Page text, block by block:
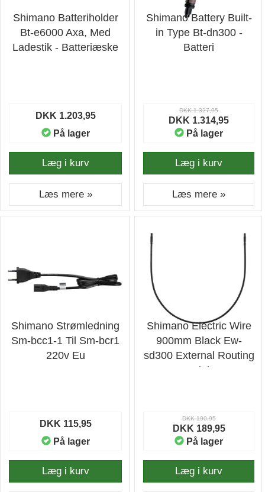
Shimano Batteriholder
Bt-e6000 Axa, Med
Ladestik - Batteriæske
DKK 1.203,95
På lager
Læg i kurv
Læs mere »
Shimano Battery Built-
in Type Bt-dn300 -
Batteri
DKK 1.327,95
DKK 1.314,95
På lager
Læg i kurv
Læs mere »
Shimano Strømledning
Sm-bcc1-1 Til Sm-bcr1
220v Eu
DKK 115,95
På lager
Læg i kurv
Shimano Electric Wire
900mm Black Ew-
sd300 External Routing
- Ledning
DKK 190,95
DKK 189,95
På lager
Læg i kurv